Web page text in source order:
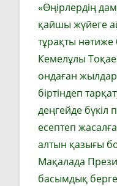
«Өңірлердің
қайшы жүйеге
тұрақты нәтиже
Кемелұлы
ондаған
біртіндеп
деңгейде бүкіл
есептеп
алтын қазығы
Мақалада
басымдық